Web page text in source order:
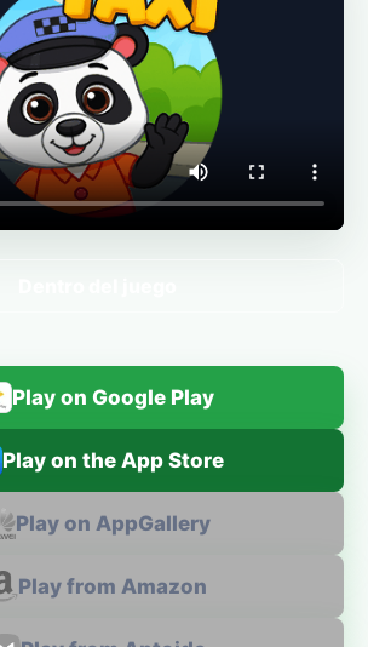
Play on Google Play
Play on the App Store
Play on AppGallery
Play from Amazon